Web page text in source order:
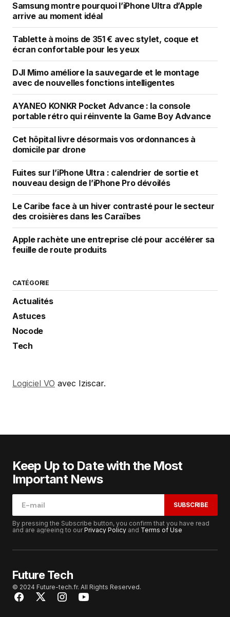
Samsung montre pourquoi l’iPhone Ultra d’Apple
arrive au moment idéal
Tablette à moins de 351 € avec stylet, coque et
écran confortable pour les yeux
DJI Mimo améliore la sauvegarde et le montage
avec de nouvelles fonctions intelligentes
AYANEO KONKR Pocket Advance : la console
portable rétro qui réinvente la Game Boy Advance
Cet hôpital livre désormais vos ordonnances à
domicile par drone
Fuites sur l’iPhone Ultra : calendrier de sortie et
nouveau design de l’iPhone Pro dévoilés
Le Caribe face à un hiver contrasté pour le secteur
des croisières dans les Caraïbes
Apple rachète une entreprise clé pour accélérer sa
feuille de route produits
CATÉGORIE
Actualités
Astuces
Nocode
Tech
Logiciel VO avec Iziscar.
Keep Up to Date with the Most
Important News
SUBSCRIBE
By pressing the Subscribe button, you confirm that you have read
and are agreeing to ourPrivacy Policy and Terms of Use
Future Tech
© 2024 Future-tech.fr. All Rights Reserved.